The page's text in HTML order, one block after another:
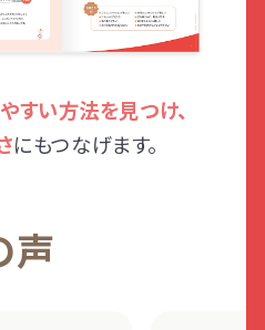
すい方法を見つけ、
にもつなげます。
声